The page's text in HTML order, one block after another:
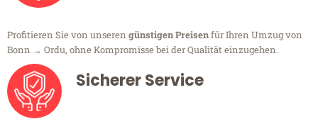
Profitieren Sie von unseren günstigen Preisenfür Ihren Umzug von
Bonn → Ordu, ohne Kompromisse bei der Qualität einzugehen.
Sicherer Service